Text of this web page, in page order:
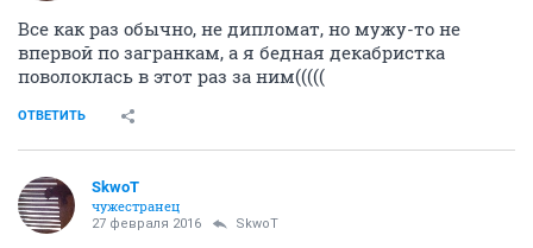
Все как раз обычно, не дипломат, но мужу-то не
впервой по загранкам, а я бедная декабристка
поволоклась в этот раз за ним(((((
ОТВЕТИТЬ
SkwоT
чужестранец
27 февраля 2016 SkwоT